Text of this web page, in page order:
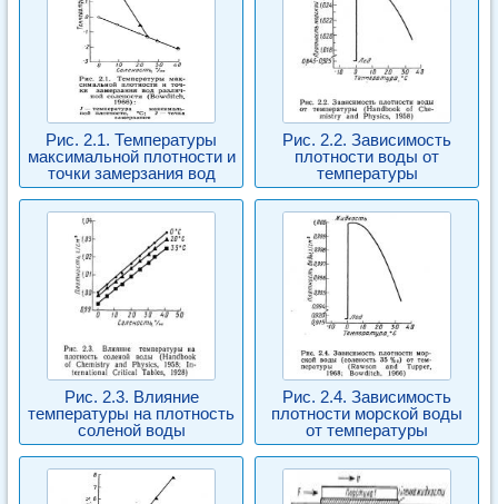
Рис. 2.1. Температуры
максимальной плотности и
точки замерзания вод
Рис. 2.2. Зависимость
плотности воды от
температуры
Рис. 2.3. Влияние
температуры на плотность
соленой воды
Рис. 2.4. Зависимость
плотности морской воды
от температуры